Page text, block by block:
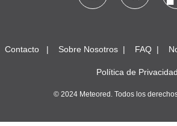
Contacto Sobre Nosotros FAQ
Política de Privacidad
© 2024 Meteored. Todos los